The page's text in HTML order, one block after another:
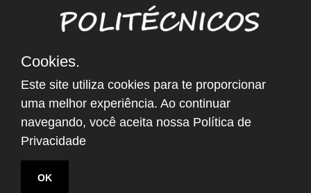
NEWSLETTER
Email*
Cookies.
Este site utiliza cookies para te proporcionar
uma melhor experiência. Ao continuar
navegando, você aceita nossa Política de
Privacidade
OK